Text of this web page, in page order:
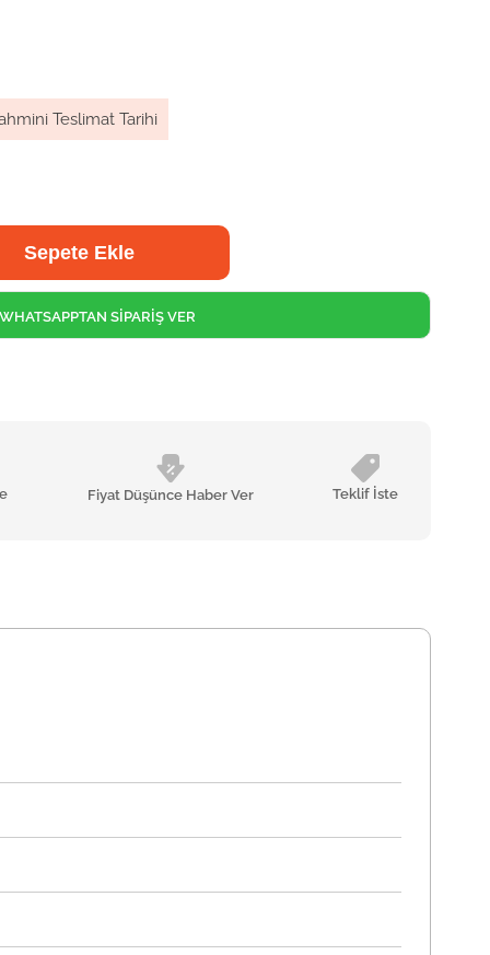
Teslimat Tarihi
Fiyat Düşünce Haber Ver Teklif İste
WHATSAPPTAN SİPARİŞ VER